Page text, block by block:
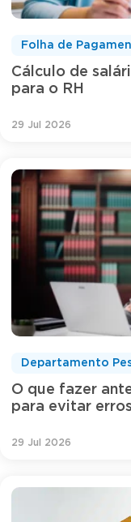
Cálculo de
para o RH
Folha de
29 Jul 2026
O que fazer
para evitar erros
Departamento
29 Jul 2026